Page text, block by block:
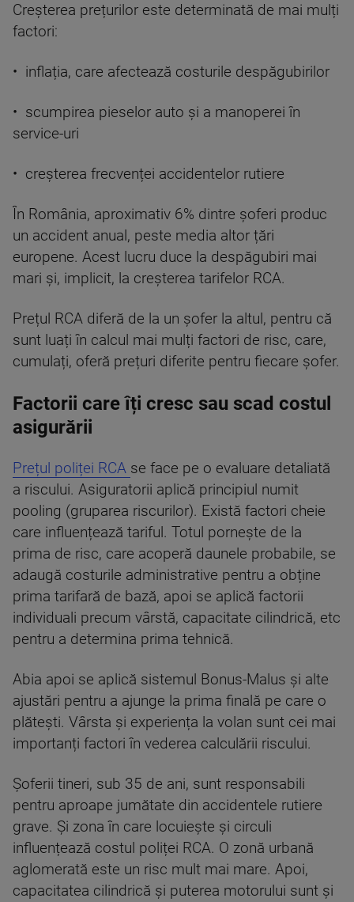
Creșterea prețurilor este determinată de mai mulți
factori:
• inflația, care afectează costurile despăgubirilor
• scumpirea pieselor auto și a manoperei în
service-uri
• creșterea frecvenței accidentelor rutiere
În România, aproximativ 6% dintre șoferi produc
un accident anual, peste media altor țări
europene. Acest lucru duce la despăgubiri mai
mari și, implicit, la creșterea tarifelor RCA.
Prețul RCA diferă de la un șofer la altul, pentru că
sunt luați în calcul mai mulți factori de risc, care,
cumulați, oferă prețuri diferite pentru fiecare șofer.
Factorii care îți cresc sau scad costul
asigurării
Prețul poliței RCA se face pe o evaluare detaliată
a riscului. Asiguratorii aplică principiul numit
pooling (gruparea riscurilor). Există factori cheie
care influențează tariful. Totul pornește de la
prima de risc, care acoperă daunele probabile, se
adaugă costurile administrative pentru a obține
prima tarifară de bază, apoi se aplică factorii
individuali precum vârstă, capacitate cilindrică, etc
pentru a determina prima tehnică.
Abia apoi se aplică sistemul Bonus-Malus și alte
ajustări pentru a ajunge la prima finală pe care o
plătești. Vârsta și experiența la volan sunt cei mai
importanți factori în vederea calculării riscului.
Șoferii tineri, sub 35 de ani, sunt responsabili
pentru aproape jumătate din accidentele rutiere
grave. Și zona în care locuiește și circuli
influențează costul poliței RCA. O zonă urbană
aglomerată este un risc mult mai mare. Apoi,
capacitatea cilindrică și puterea motorului sunt și